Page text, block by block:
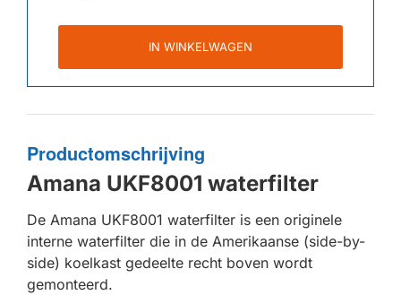
IN WINKELWAGEN
Productomschrijving
Amana UKF8001 waterfilter
De Amana UKF8001 waterfilter is een originele
interne waterfilter die in de Amerikaanse (side-by-
side) koelkast gedeelte recht boven wordt
gemonteerd.